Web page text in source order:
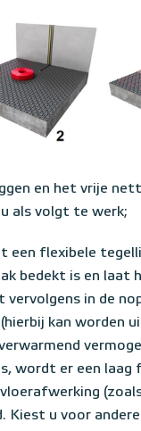
en het vrije
als volgt te werk;
een flexibele
bedekt is en laat
vervolgens in de
kan worden
wordt er een
Kiest u voor